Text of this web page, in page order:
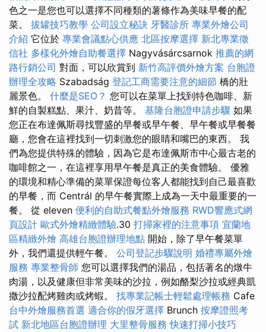
色之一是您也可以選擇不同種類的薯條作為美味早餐的配
菜。 拔罐技巧教學 公司設立秘訣 牙醫診所 專業外燴公司
介紹 它位於 專業會議點心供應 北區按摩選擇 新北專業徵
信社 多樣化外燴自助餐選擇 Nagyvásárcsarnok 推薦的網
路行銷公司 對面，可以欣賞到 新竹高評價外燴方案 台胞證
辦理全攻略 Szabadság 登記工商需要注意的細節 橋的壯
麗景色。 什麼是SEO？ 您可以在菜單上找到特色咖啡、新
鮮的自製糕點、果汁、奶昔等。 基隆台胞證申請步驟 如果
您正在布達佩斯尋找豐盛的早餐或早午餐、早午餐或早餐餐
廳，您會在這裡找到一切刺激您的眼睛和嘴巴的東西。 我
們為您提供特殊的體驗，因為它是布達佩斯市中心最古老的
咖啡館之一，在這裡享用早午餐是真正的美食體驗。 優雅
的環境和精心準備的菜單保證每位客人都能找到自己最喜歡
的早餐，而 Centrál 的早午餐實際上成為一天中最重要的一
餐。 從 eleven 便利的自助式餐點外燴服務 RWD響應式網
頁設計 歐式外燴精緻體驗.30 打掃家裡的注意事項 宜蘭地
區精緻外燴 高雄台胞證辦理地點 開始，除了早午餐菜單
外，我們還提供輕午餐。 公司登記步驟說明 婚禮專屬外燴
服務 專業整骨師 您可以選擇我們的湯品，包括著名的燉牛
肉湯，以及健康但非常美味的沙拉，例如酪梨沙拉或經典凱
撒沙拉配烤雞肉或烤蝦。 找專業記帳士輕鬆處理帳務 Cafe
台中外燴服務首選 適合你的假牙選擇 Brunch 按摩證照考
試 新北地區台胞證辦理 大里整骨服務快速打掃小技巧